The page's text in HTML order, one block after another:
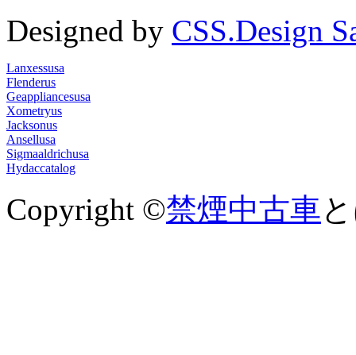
Designed by CSS.Design
Lanxessusa
Flenderus
Geappliancesusa
Xometryus
Jacksonus
Ansellusa
Sigmaaldrichusa
Hydaccatalog
Copyright ©禁煙中古車